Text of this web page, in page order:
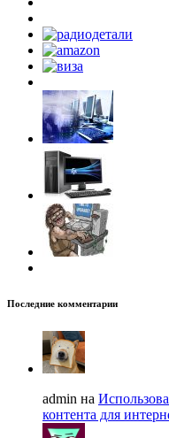
Последние комментарии
admin на
контента для